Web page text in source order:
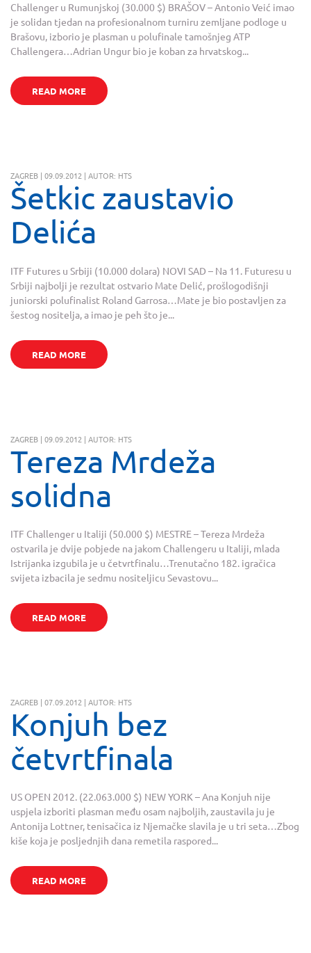
Challenger u Rumunjskoj (30.000 $) BRAŠOV – Antonio Veić imao
je solidan tjedan na profesionalnom turniru zemljane podloge u
Brašovu, izborio je plasman u polufinale tamošnjeg ATP
Challengera…Adrian Ungur bio je koban za hrvatskog...
READ MORE
ZAGREB | 09.09.2012 | AUTOR: HTS
Šetkic zaustavio
Delića
ITF Futures u Srbiji (10.000 dolara) NOVI SAD – Na 11. Futuresu u
Srbiji najbolji je rezultat ostvario Mate Delić, prošlogodišnji
juniorski polufinalist Roland Garrosa…Mate je bio postavljen za
šestog nositelja, a imao je peh što je...
READ MORE
ZAGREB | 09.09.2012 | AUTOR: HTS
Tereza Mrdeža
solidna
ITF Challenger u Italiji (50.000 $) MESTRE – Tereza Mrdeža
ostvarila je dvije pobjede na jakom Challengeru u Italiji, mlada
Istrijanka izgubila je u četvrtfinalu…Trenutačno 182. igračica
svijeta izbacila je sedmu nositeljicu Sevastovu...
READ MORE
ZAGREB | 07.09.2012 | AUTOR: HTS
Konjuh bez
četvrtfinala
US OPEN 2012. (22.063.000 $) NEW YORK – Ana Konjuh nije
uspjela izboriti plasman među osam najboljih, zaustavila ju je
Antonija Lottner, tenisačica iz Njemačke slavila je u tri seta…Zbog
kiše koja je posljednjih dana remetila raspored...
READ MORE